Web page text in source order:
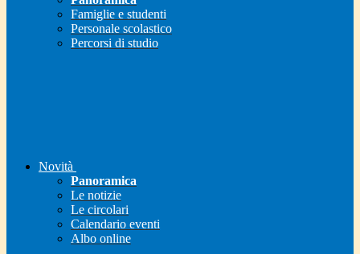
Famiglie e studenti
Personale scolastico
Percorsi di studio
Novità
Panoramica
Le notizie
Le circolari
Calendario eventi
Albo online